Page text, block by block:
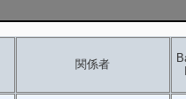
関係者